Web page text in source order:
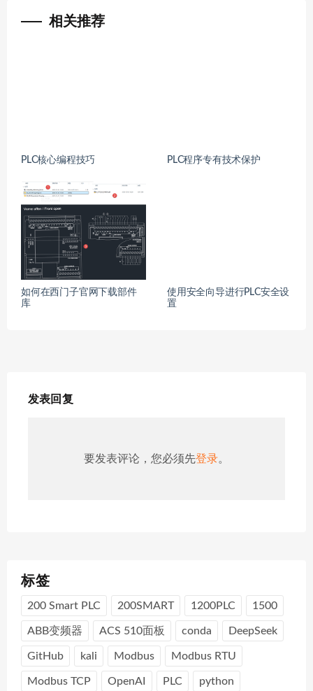
相关推荐
PLC核心编程技巧 PLC程序专有技术保护
如何在西门子官网下载部件
库
使用安全向导进行PLC安全设
置
发表回复
要发表评论，您必须先登录。
标签
200 Smart PLC 200SMART 1200PLC 1500
ABB变频器 ACS 510面板 conda DeepSeek
GitHub kali Modbus Modbus RTU
Modbus TCP OpenAI PLC python